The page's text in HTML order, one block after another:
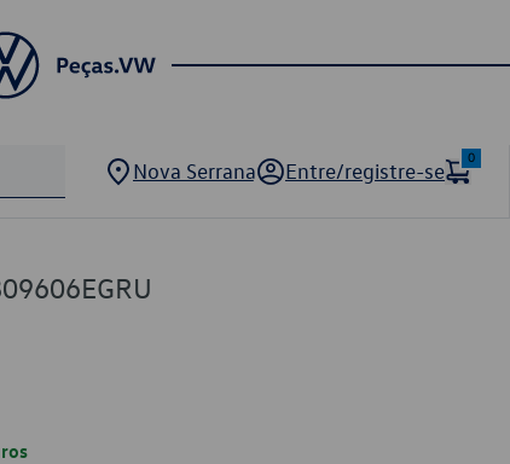
Nova Serrana Entre/registre-se
0